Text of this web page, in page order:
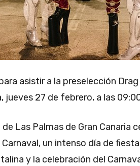
asistir a la preselección
jueves 27 de febrero, a las
Las Palmas de Gran Canaria
un intenso día de
y la celebración del